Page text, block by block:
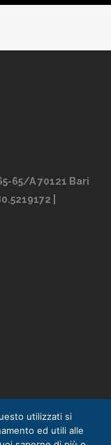
65/A 70121 Bari
|
utilizzati si
ed utili alle